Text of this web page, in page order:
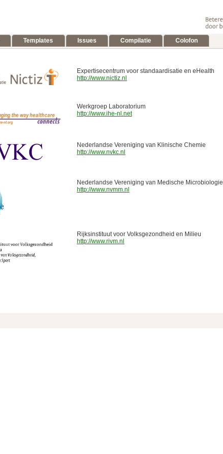
Templates Issues Compilatie Colofon
Expertisecentrum voor standaardisatie en eHealth
http://www.nictiz.nl
Werkgroep Laboratorium
http://www.ihe-nl.net
Nederlandse Vereniging van Klinische Chemie
http://www.nvkc.nl
Nederlandse Vereniging van Medische Microbiologie
http://www.nvmm.nl
Rijksinstituut voor Volksgezondheid en Milieu
http://www.rivm.nl